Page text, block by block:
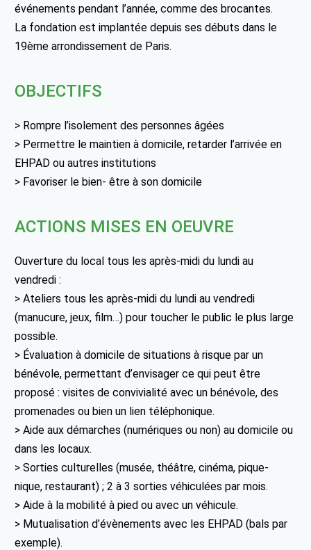
événements pendant l’année, comme des brocantes.
La fondation est implantée depuis ses débuts dans le
19ème arrondissement de Paris.
OBJECTIFS
> Rompre l’isolement des personnes âgées
> Permettre le maintien à domicile, retarder l’arrivée en
EHPAD ou autres institutions
> Favoriser le bien- être à son domicile
ACTIONS MISES EN OEUVRE
Ouverture du local tous les après-midi du lundi au
vendredi :
> Ateliers tous les après-midi du lundi au vendredi
(manucure, jeux, film…) pour toucher le public le plus large
possible.
> Évaluation à domicile de situations à risque par un
bénévole, permettant d’envisager ce qui peut être
proposé : visites de convivialité avec un bénévole, des
promenades ou bien un lien téléphonique.
> Aide aux démarches (numériques ou non) au domicile ou
dans les locaux.
> Sorties culturelles (musée, théâtre, cinéma, pique-
nique, restaurant) ; 2 à 3 sorties véhiculées par mois.
> Aide à la mobilité à pied ou avec un véhicule.
> Mutualisation d’évènements avec les EHPAD (bals par
exemple).